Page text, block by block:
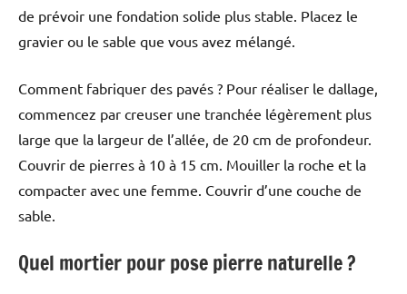
de prévoir une fondation solide plus stable. Placez le
gravier ou le sable que vous avez mélangé.
Comment fabriquer des pavés ? Pour réaliser le dallage,
commencez par creuser une tranchée légèrement plus
large que la largeur de l’allée, de 20 cm de profondeur.
Couvrir de pierres à 10 à 15 cm. Mouiller la roche et la
compacter avec une femme. Couvrir d’une couche de
sable.
Quel mortier pour pose pierre naturelle ?